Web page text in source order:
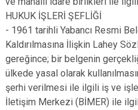
HUKUK İŞLERİ ŞEFLİĞİ
- 1961 tarihli Yabancı Resmi
Kaldırılmasına İlişkin Lahey
gereğince; bir belgenin
ülkede yasal olarak
şerhi verilmesi ile ilgili iş ve
İletişim Merkezi (BİMER) ile